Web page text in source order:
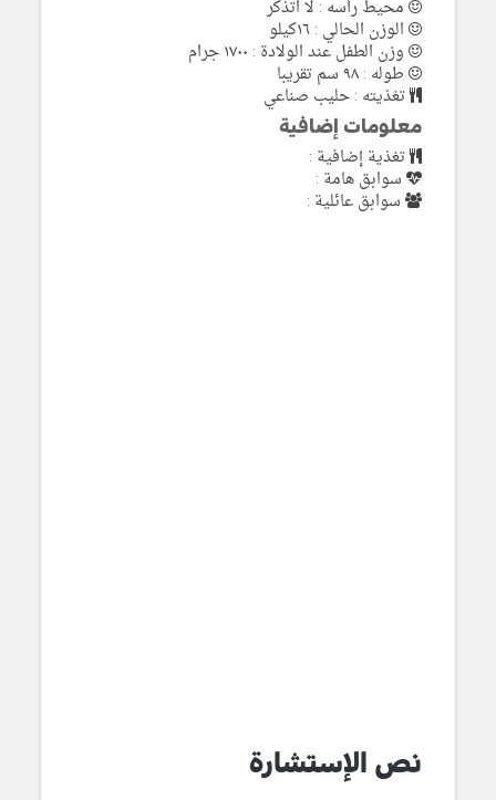
محيط رأسه : لا اتذكر
الوزن الحالي : ١٦كيلو
وزن الطفل عند الولادة : ١٧٠٠ جرام
طوله : ٩٨ سم تقريبا
تغذيته : حليب صناعي
معلومات إضافية
تغذية إضافية :
سوابق هامة :
سوابق عائلية :
نص الإستشارة